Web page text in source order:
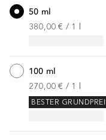
50 ml
380,00 € / 1
100 ml
270,00 € / 1
BESTER